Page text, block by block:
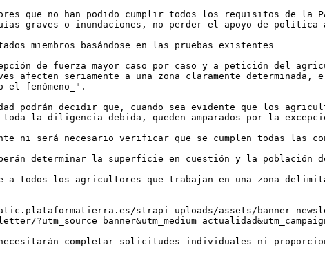
que no han podido cumplir todos los requisitos de la
graves o inundaciones, no perder el apoyo de política
miembros basándose en las pruebas existentes
de fuerza mayor caso por caso y a petición del
afecten seriamente a una zona claramente
el fenómeno_".
podrán decidir que, cuando sea evidente que los
la diligencia debida, queden amparados por la
ni será necesario verificar que se cumplen todas las
determinar la superficie en cuestión y la población
a todos los agricultores que trabajan en una zona
strapi-uploads/assets/
completar solicitudes individuales ni